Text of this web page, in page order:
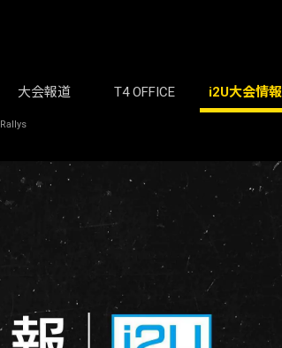
大会報道 T4 OFFICE i2U大会情報